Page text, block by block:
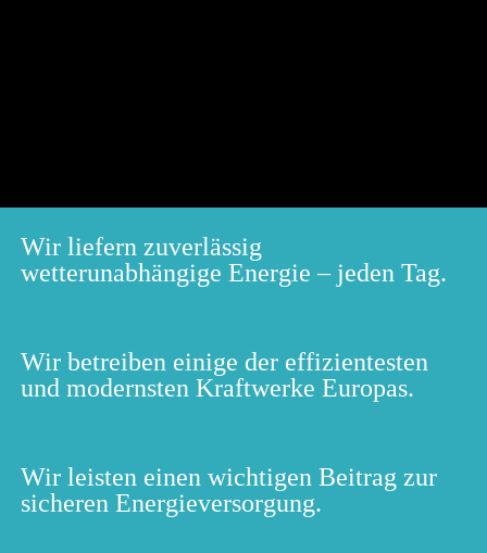
Wir liefern zuverlässig
wetterunabhängige Energie – jeden Tag.
Wir betreiben einige der effizientesten
und modernsten Kraftwerke Europas.
Wir leisten einen wichtigen Beitrag zur
sicheren Energieversorgung.